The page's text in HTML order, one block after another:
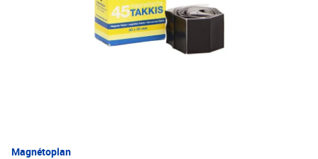
Magnétoplan